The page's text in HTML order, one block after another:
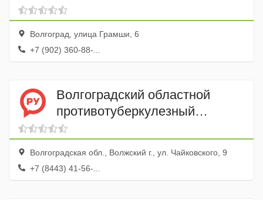
Волгоград, улица Грамши, 6
+7 (902) 360-88-...
Волгоградский областной
противотуберкулезный
диспансер № 7, детское
отделение
Волгоградская обл., Волжский г., ул. Чайковского, 9
+7 (8443) 41-56-...